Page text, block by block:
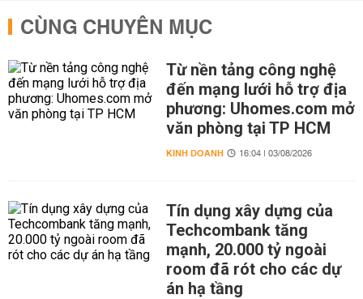
CÙNG CHUYÊN MỤC
Từ nền tảng công nghệ
đến mạng lưới hỗ trợ địa
phương: Uhomes.com mở
văn phòng tại TP HCM
KINH DOANH 16:04 | 03/08/2026
Tín dụng xây dựng của
Techcombank tăng
mạnh, 20.000 tỷ ngoài
room đã rót cho các dự
án hạ tầng